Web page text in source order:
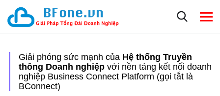
Giải phóng sức mạnh của Hệ thống Truyền
thông Doanh nghiệp với nền tảng kết nối doanh
nghiệp Business Connect Platform (gọi tắt là
BConnect)